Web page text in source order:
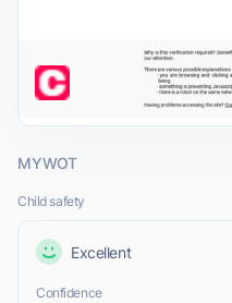
MYWOT
Child safety
Excellent
Confidence